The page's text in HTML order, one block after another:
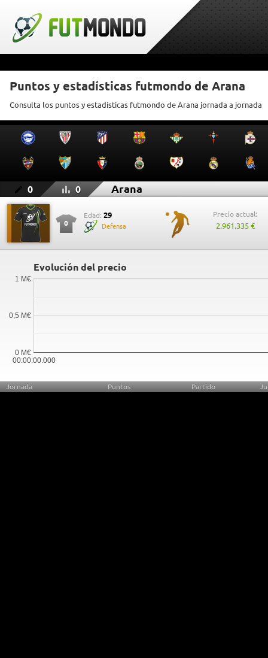
Puntos y estadísticas futmondo de Arana
Consulta los puntos y estadísticas futmondo de Arana jornada a jornada
0 0 Arana
0
Edad: 29
Defensa
Precio actual:
2.961.335 €
Evolución del precio
00:00:00.000
0 M€
0,5 M€
1 M€
Jornada Puntos Partido